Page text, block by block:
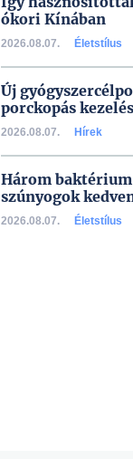
ókori Kínában
2026.08.07. Életstílus
Új
porckopás
2026.08.07. Hírek
Három
szúnyogok
2026.08.07. Életstílus